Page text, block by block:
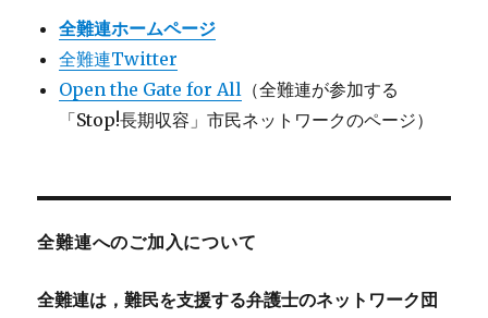
全難連ホームページ
全難連Twitter
Open the Gate for All （全難連が参加する
「Stop!長期収容」市民ネットワークのページ）
全難連へのご加入について
全難連は，難民を支援する弁護士のネットワーク団